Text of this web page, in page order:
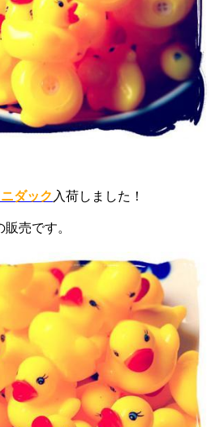
ニダック 入荷しました！
売です。